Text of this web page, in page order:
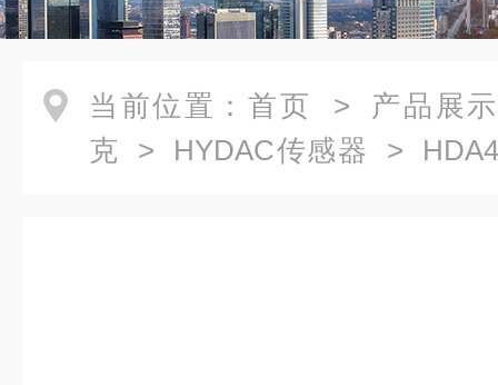
当前位置： 首页 > 产品展示
克 > HYDAC传感器 >